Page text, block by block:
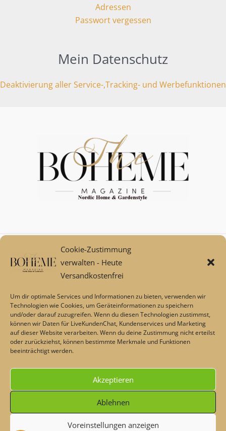
Cookie-Zustimmung
verwalten - Heute
Versandkostenfrei
Um dir optimale Services und Informationen zu bieten, verwenden wir
Technologien wie Cookies, um Geräteinformationen zu speichern
und/oder darauf zuzugreifen. Wenn du diesen Technologien zustimmst,
können wir Daten für LiveKundenChat, Kundenservices und Marketing
auf dieser Website verarbeiten. Wenn du deine Zustimmung nicht erteilst
oder zurückziehst, können bestimmte Merkmale und Funktionen
beeinträchtigt werden.
Akzeptieren
Ablehnen
Voreinstellungen anzeigen
Adressen
Passwort vergessen
Mein Datenschutz
Deaktivierung aller Service-,Tracking- und Werbefunktionen
Mein Konto
Zahlungsarten
Versand und Retoure****
AGB
Impressum
Datenschutz
Über uns
Echtheit von Bewertungen
Barrierefreiheit
Die durchgestrichenen Preise entsprechen dem bisherigen Preis